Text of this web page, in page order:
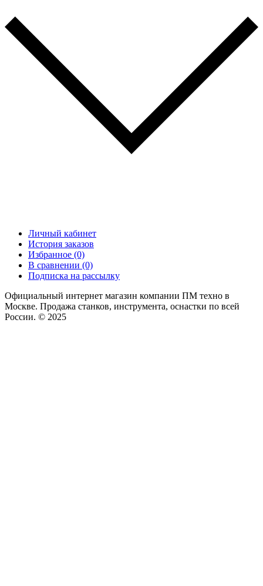
Личный кабинет
История заказов
Избранное (0)
В сравнении (0)
Подписка на рассылку
Официальный интернет магазин компании ПМ техно в
Москве. Продажа станков, инструмента, оснастки по всей
России. © 2025